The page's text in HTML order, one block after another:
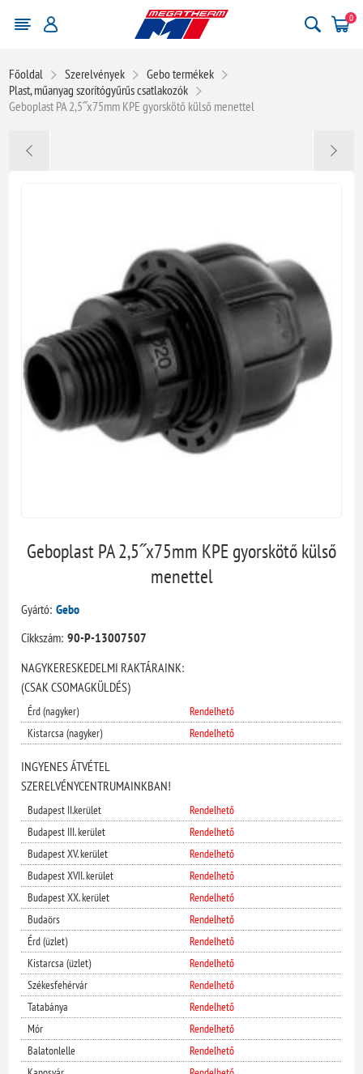
0
Főoldal Szerelvények
Gebo termékek
Plast, műanyag szorítógyűrűs csatlakozók
Geboplast PA 2,5˝x75mm KPE gyorskötő külső menettel
Geboplast PA 2,5˝x75mm KPE gyorskötő külső
menettel
Gyártó: Gebo
Cikkszám: 90-P-13007507
NAGYKERESKEDELMI RAKTÁRAINK:
(CSAK CSOMAGKÜLDÉS)
Érd (nagyker)
Rendelhető
Kistarcsa (nagyker)
Rendelhető
INGYENES ÁTVÉTEL
SZERELVÉNYCENTRUMAINKBAN!
Budapest II.kerület
Rendelhető
Budapest III. kerület
Rendelhető
Budapest XV. kerület
Rendelhető
Budapest XVII. kerület
Rendelhető
Budapest XX. kerület
Rendelhető
Budaörs
Rendelhető
Érd (üzlet)
Rendelhető
Kistarcsa (üzlet)
Rendelhető
Székesfehérvár
Rendelhető
Tatabánya
Rendelhető
Mór
Rendelhető
Balatonlelle
Rendelhető